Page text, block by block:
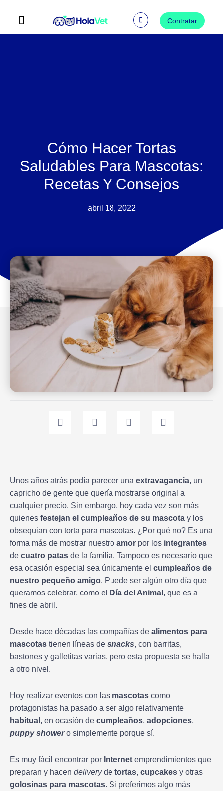
contenido
Contratar
Cómo Hacer Tortas
Saludables Para Mascotas:
Recetas Y Consejos
abril 18, 2022
Unos años atrás podía parecer una extravagancia, un
capricho de gente que quería mostrarse original a
cualquier precio. Sin embargo, hoy cada vez son más
quienes festejan el cumpleaños de su mascota y los
obsequian con torta para mascotas. ¿Por qué no? Es una
forma más de mostrar nuestro amor por los integrantes
de cuatro patas de la familia. Tampoco es necesario que
esa ocasión especial sea únicamente el cumpleaños de
nuestro pequeño amigo. Puede ser algún otro día que
queramos celebrar, como el
Día del Animal , que es a
fines de abril.
Desde hace décadas las compañías de alimentos para
mascotas tienen líneas de snacks, con barritas,
bastones y galletitas varias, pero esta propuesta se halla
a otro nivel.
Hoy realizar eventos con las mascotas como
protagonistas ha pasado a ser algo relativamente
habitual , en ocasión de cumpleaños, adopciones,
puppyshower o simplemente porque sí.
Es muy fácil encontrar por Internet emprendimientos que
preparan y hacen deliveryde tortas, cupcakes y otras
golosinas para mascotas. Si preferimos algo más